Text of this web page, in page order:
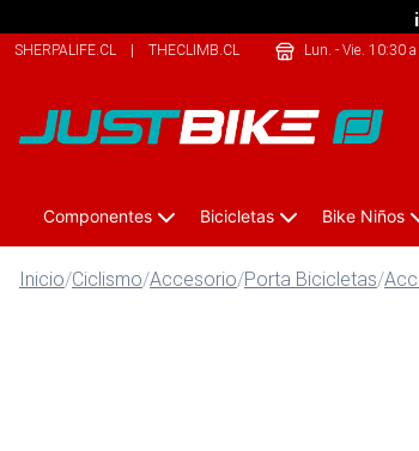
SHERPALIFE.CL | THECLIMB.CL SAFELIFE.CL
Lun. - Vie. 10:30
Componentes Bicicletas Bike Niños
Inicio/Ciclismo/Accesorio/Porta Bicicletas/